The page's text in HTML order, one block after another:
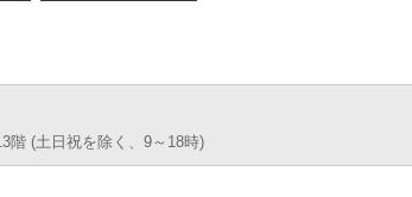
階 (土日祝を除く、9～18時)